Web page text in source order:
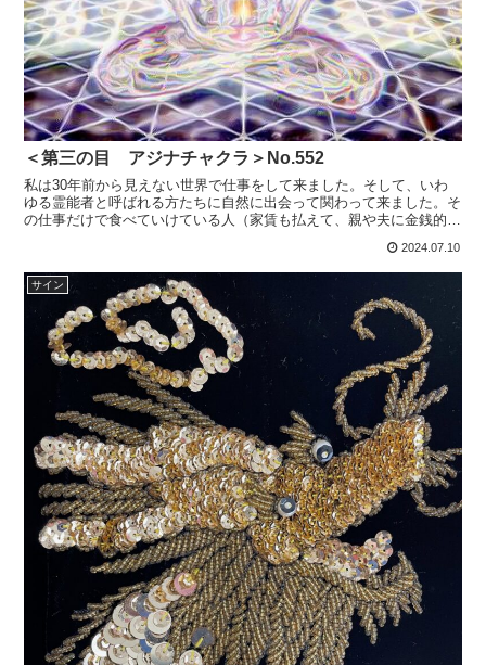
＜第三の目 アジナチャクラ＞No.552
私は30年前から見えない世界で仕事をして来ました。そして、いわ
ゆる霊能者と呼ばれる方たちに自然に出会って関わって来ました。そ
の仕事だけで食べていけている人（家賃も払えて、親や夫に金銭的に
2024.07.10
サイン